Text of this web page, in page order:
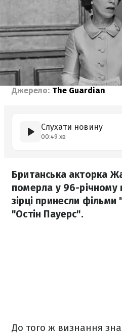
Джерело: The Guardian
Слухати новину
00:49 хв
Британська акторка
померла у 96-річному
зірці принесли фільми
"Остін Пауерс".
До того ж визнання